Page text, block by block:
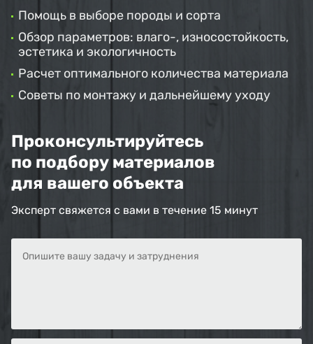
Помощь в выборе породы и сорта
Обзор параметров: влаго-, износостойкость,
эстетика и экологичность
Расчет оптимального количества материала
Советы по монтажу и дальнейшему уходу
Проконсультируйтесь
по подбору материалов
для вашего объекта
Эксперт свяжется с вами в течение 15 минут